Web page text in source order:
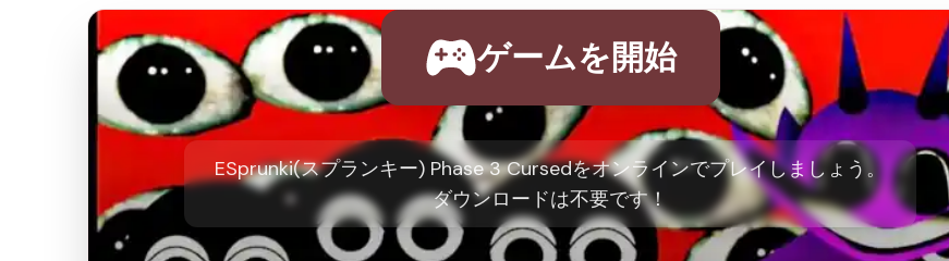
ゲームを開始
ESprunki(スプランキー) Phase 3 Cursedをオンラインでプレイしましょう。
ダウンロードは不要です！